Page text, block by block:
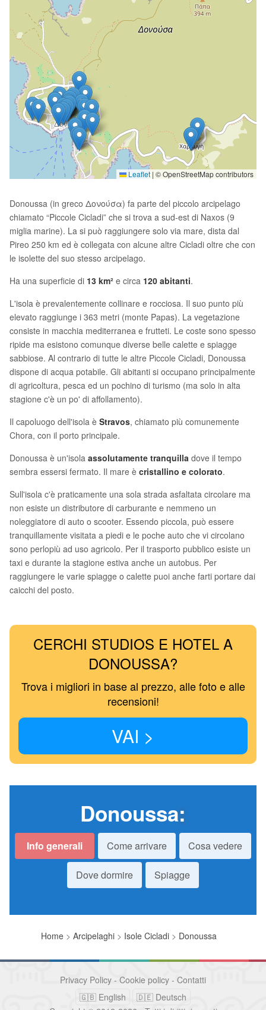
Leaflet | © OpenStreetMap contributors
Donoussa (in greco Δονούσα) fa parte del piccolo arcipelago
chiamato “Piccole Cicladi” che si trova a sud-est di Naxos (9
miglia marine). La si può raggiungere solo via mare, dista dal
Pireo 250 km ed è collegata con alcune altre Cicladi oltre che con
le isolette del suo stesso arcipelago.
Ha una superficie di 13 km² e circa 120 abitanti.
L'isola è prevalentemente collinare e rocciosa. Il suo punto più
elevato raggiunge i 363 metri (monte Papas). La vegetazione
consiste in macchia mediterranea e frutteti. Le coste sono spesso
ripide ma esistono comunque diverse belle calette e spiagge
sabbiose. Al contrario di tutte le altre Piccole Cicladi, Donoussa
dispone di acqua potabile. Gli abitanti si occupano principalmente
di agricoltura, pesca ed un pochino di turismo (ma solo in alta
stagione c'è un po' di affollamento).
Il capoluogo dell'isola è Stravos, chiamato più comunemente
Chora, con il porto principale.
Donoussa è un'isola assolutamente tranquilla dove il tempo
sembra essersi fermato. Il mare è cristallino e colorato.
Sull'isola c'è praticamente una sola strada asfaltata circolare ma
non esiste un distributore di carburante e nemmeno un
noleggiatore di auto o scooter. Essendo piccola, può essere
tranquillamente visitata a piedi e le poche auto che vi circolano
sono perlopiù ad uso agricolo. Per il trasporto pubblico esiste un
taxi e durante la stagione estiva anche un autobus. Per
raggiungere le varie spiagge o calette puoi anche farti portare dai
caicchi del posto.
CERCHI STUDIOS E HOTEL A
DONOUSSA?
Trova i migliori in base al prezzo, alle foto e alle
recensioni!
VAI >
Donoussa:
Info generali Come arrivare Cosa vedere
Dove dormire Spiagge
Home> Arcipelaghi> Isole Cicladi> Donoussa
Privacy Policy - Cookie policy - Contatti
🇬🇧 English
🇩🇪 Deutsch